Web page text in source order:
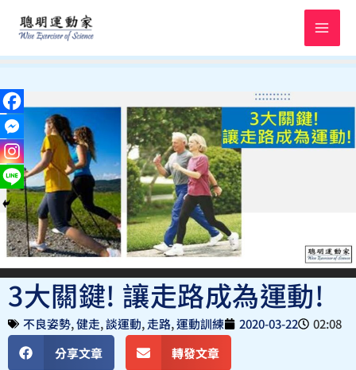
主
內
容
3大關鍵! 讓走路成為運動!
不良姿勢,健走,談運動,走路,運動訓練 2020-03-22
02:08
分享文章
轉發文章